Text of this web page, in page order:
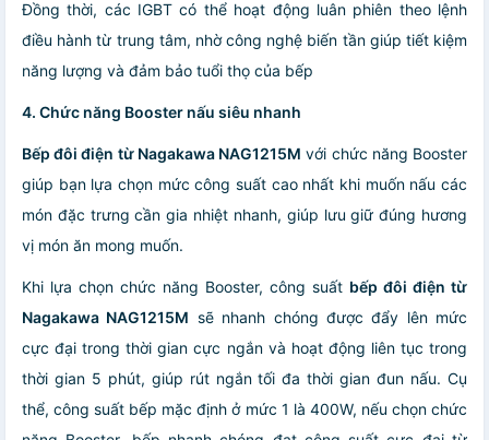
Đồng thời, các IGBT có thể hoạt động luân phiên theo lệnh
điều hành từ trung tâm, nhờ công nghệ biến tần giúp tiết kiệm
năng lượng và đảm bảo tuổi thọ của bếp
4. Chức năng Booster nấu siêu nhanh
Bếp đôi điện từ Nagakawa NAG1215M với chức năng Booster
giúp bạn lựa chọn mức công suất cao nhất khi muốn nấu các
món đặc trưng cần gia nhiệt nhanh, giúp lưu giữ đúng hương
vị món ăn mong muốn.
Khi lựa chọn chức năng Booster, công suất bếp đôi điện từ
Nagakawa NAG1215M sẽ nhanh chóng được đẩy lên mức
cực đại trong thời gian cực ngắn và hoạt động liên tục trong
thời gian 5 phút, giúp rút ngắn tối đa thời gian đun nấu. Cụ
thể, công suất bếp mặc định ở mức 1 là 400W, nếu chọn chức